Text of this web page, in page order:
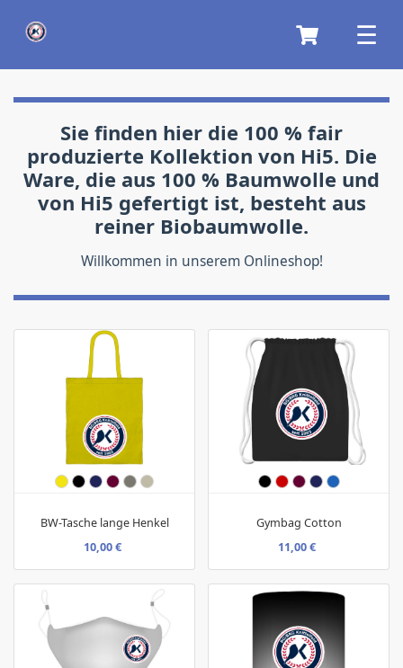
Sie finden hier die 100 % fair
produzierte Kollektion von Hi5. Die
Ware, die aus 100 % Baumwolle und
von Hi5 gefertigt ist, besteht aus
reiner Biobaumwolle.
Willkommen in unserem Onlineshop!
BW-Tasche lange Henkel
10,00 €
Gymbag Cotton
11,00 €